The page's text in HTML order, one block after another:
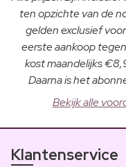
ten opzichte van de
gelden exclusief
eerste aankoop
kost maandelijks
Daarna is het
Bekijk alle
Klantenservice